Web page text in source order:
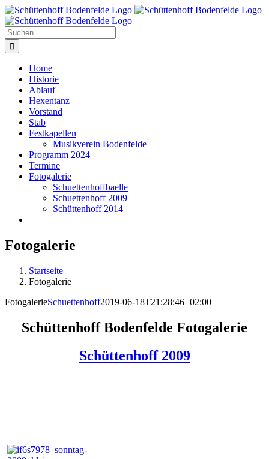
Zum
Inhalt
springen
Suche
nach:
Home
Historie
Ablauf
Hexentanz
Vorstand
Stab
Festkapellen
Musikverein Bodenfelde
Programm 2024
Termine
Fotogalerie
Schuettenhoffbaelle
Schuettenhoff 2009
Schüttenhoff 2014
Fotogalerie
Startseite
Fotogalerie
FotogalerieSchuettenhoff2019-06-18T21:28:46+02:00
Schüttenhoff Bodenfelde Fotogalerie
Schüttenhoff 2009